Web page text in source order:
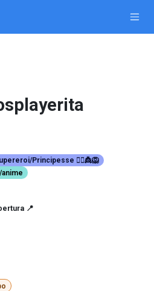
Principesse 🦸‍♀️👸🦁
📍